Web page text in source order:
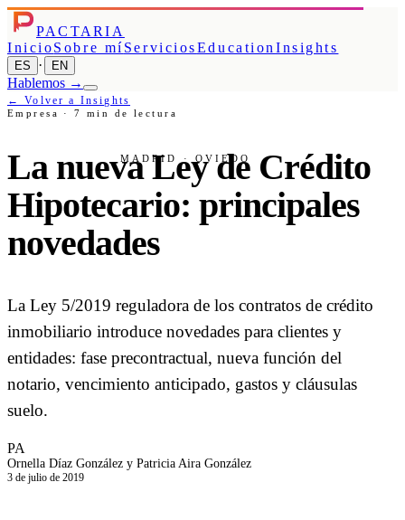
MADRID · OVIEDO
PACTARIA
InicioSobre míServiciosEducation Insights
ES · EN
Hablemos →
← Volver a Insights
Empresa ·7 min de lectura
La nueva Ley de Crédito
Hipotecario: principales
novedades
La Ley 5/2019 reguladora de los contratos de crédito
inmobiliario introduce novedades para clientes y
entidades: fase precontractual, nueva función del
notario, vencimiento anticipado, gastos y cláusulas
suelo.
PA
Ornella Díaz González y Patricia Aira González
3 de julio de 2019